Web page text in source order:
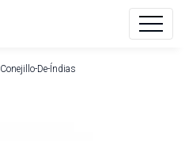
Conejillo-De-Índias